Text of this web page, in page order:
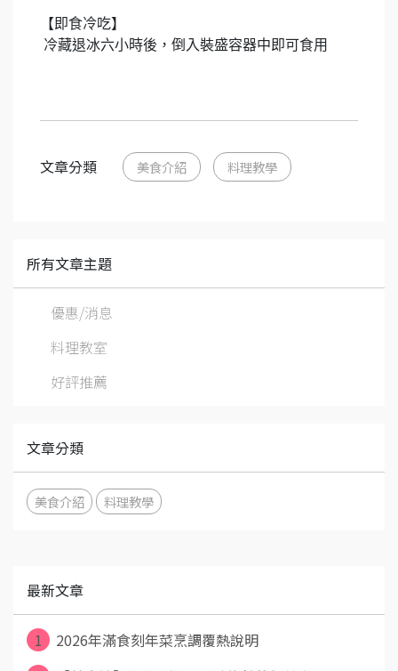
【即食冷吃】
冷藏退冰六小時後，倒入裝盛容器中即可食用
文章分類 美食介紹 料理教學
所有文章主題
優惠/消息
料理教室
好評推薦
文章分類
美食介紹 料理教學
最新文章
1
2026年滿食刻年菜烹調覆熱說明